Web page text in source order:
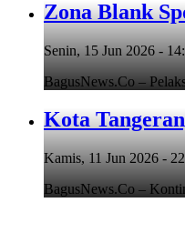
Zona Blank
Senin, 15 Jun 2026 -
BagusNews.Co –
Kota
Kamis, 11 Jun 2026 -
BagusNews.Co –